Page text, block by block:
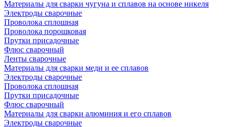
Материалы для сварки чугуна и сплавов на основе никеля
Электроды сварочные
Проволока сплошная
Проволока порошковая
Прутки присадочные
Флюс сварочный
Ленты сварочные
Материалы для сварки меди и ее сплавов
Электроды сварочные
Проволока сплошная
Прутки присадочные
Флюс сварочный
Материалы для сварки алюминия и его сплавов
Электроды сварочные